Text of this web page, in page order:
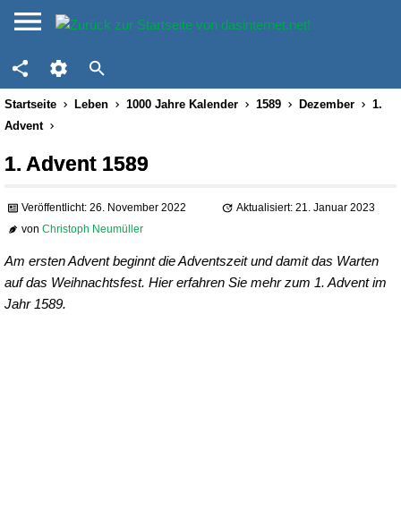
Startseite Leben 1000 Jahre Kalender 1589 Dezember
1.
Advent
1. Advent 1589
Veröffentlicht: 26. November 2022
Aktualisiert: 21. Januar 2023
vonChristoph Neumüller
Am ersten Advent beginnt die Adventszeit und damit das Warten
auf das Weihnachtsfest. Hier erfahren Sie mehr zum 1. Advent im
Jahr 1589.